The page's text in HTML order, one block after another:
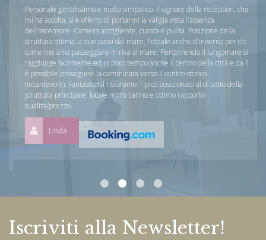
Personale gentilissimo e molto simpatico: il signore della reception, che
mi ha accolta, si è offerto di portarmi la valigia vista l'assenza
dell'ascensore. Camera accogliente, curata e pulita. Posizione della
struttura ottima: a due passi dal mare, l'ideale anche d'inverno per chi
come me ama passeggiare in riva al mare. Percorrendo il lungomare si
raggiunge facilmente ed in poco tempo anche il centro della città e da lì
è possibile proseguire la camminata verso il centro storico
(incantevole). Fantastico il ristorante Tipicó posizionato al di sotto della
struttura principale: locale molto carino e ottimo rapporto
qualità/prezzo
Linda
Iscriviti alla Newsletter!